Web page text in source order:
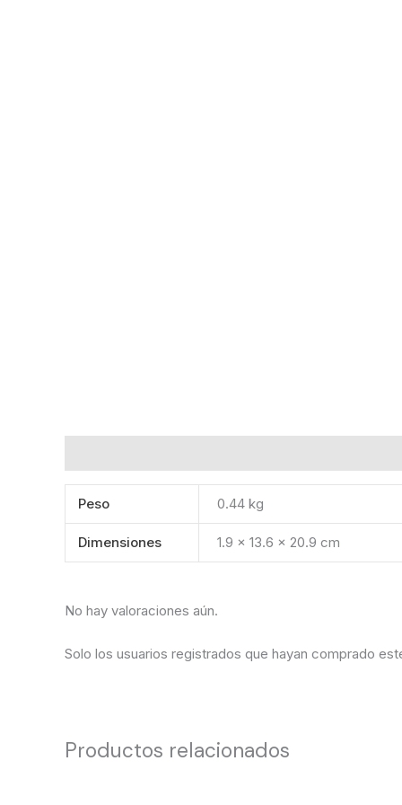
Peso 0.44 kg
Dimensiones 1.9 × 13.6 × 20.9 cm
No hay valoraciones aún.
Solo los usuarios registrados que hayan comprado
Productos relacionados